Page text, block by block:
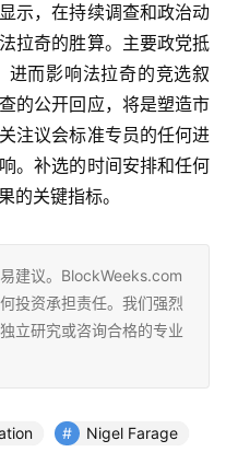
示，在持续调查和政治动
拉奇的胜算。主要政党抵
而影响法拉奇的竞选叙
的公开回应，将是塑造市
注议会标准专员的任何进
。补选的时间安排和任何
的关键指标。
建议。BlockWeeks.com
投资承担责任。我们强烈
立研究或咨询合格的专业
Nigel Farage